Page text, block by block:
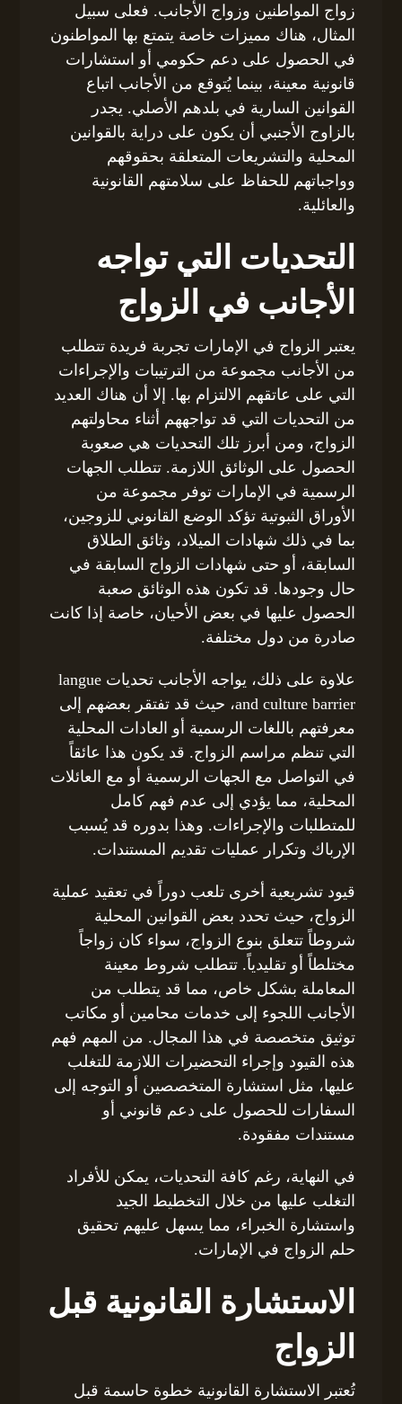
زواج المواطنين وزواج الأجانب. فعلى سبيل
المثال، هناك مميزات خاصة يتمتع بها المواطنون
في الحصول على دعم حكومي أو استشارات
قانونية معينة، بينما يُتوقع من الأجانب اتباع
القوانين السارية في بلدهم الأصلي. يجدر
بالزاوج الأجنبي أن يكون على دراية بالقوانين
المحلية والتشريعات المتعلقة بحقوقهم
وواجباتهم للحفاظ على سلامتهم القانونية
والعائلية.
التحديات التي تواجه
الأجانب في الزواج
يعتبر الزواج في الإمارات تجربة فريدة تتطلب
من الأجانب مجموعة من الترتيبات والإجراءات
التي على عاتقهم الالتزام بها. إلا أن هناك العديد
من التحديات التي قد تواجههم أثناء محاولتهم
الزواج، ومن أبرز تلك التحديات هي صعوبة
الحصول على الوثائق اللازمة. تتطلب الجهات
الرسمية في الإمارات توفر مجموعة من
الأوراق الثبوتية تؤكد الوضع القانوني للزوجين،
بما في ذلك شهادات الميلاد، وثائق الطلاق
السابقة، أو حتى شهادات الزواج السابقة في
حال وجودها. قد تكون هذه الوثائق صعبة
الحصول عليها في بعض الأحيان، خاصة إذا كانت
صادرة من دول مختلفة.
علاوة على ذلك، يواجه الأجانب تحديات langue
and culture barrier، حيث قد تفتقر بعضهم إلى
معرفتهم باللغات الرسمية أو العادات المحلية
التي تنظم مراسم الزواج. قد يكون هذا عائقاً
في التواصل مع الجهات الرسمية أو مع العائلات
المحلية، مما يؤدي إلى عدم فهم كامل
للمتطلبات والإجراءات. وهذا بدوره قد يُسبب
الإرباك وتكرار عمليات تقديم المستندات.
قيود تشريعية أخرى تلعب دوراً في تعقيد عملية
الزواج، حيث تحدد بعض القوانين المحلية
شروطاً تتعلق بنوع الزواج، سواء كان زواجاً
مختلطاً أو تقليدياً. تتطلب شروط معينة
المعاملة بشكل خاص، مما قد يتطلب من
الأجانب اللجوء إلى خدمات محامين أو مكاتب
توثيق متخصصة في هذا المجال. من المهم فهم
هذه القيود وإجراء التحضيرات اللازمة للتغلب
عليها، مثل استشارة المتخصصين أو التوجه إلى
السفارات للحصول على دعم قانوني أو
مستندات مفقودة.
في النهاية، رغم كافة التحديات، يمكن للأفراد
التغلب عليها من خلال التخطيط الجيد
واستشارة الخبراء، مما يسهل عليهم تحقيق
حلم الزواج في الإمارات.
الاستشارة القانونية قبل
الزواج
تُعتبر الاستشارة القانونية خطوة حاسمة قبل